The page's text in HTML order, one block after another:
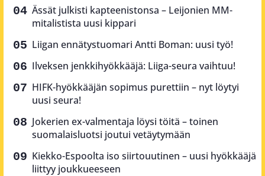
Ässät julkisti kapteenistonsa – Leijonien MM-
mitalistista uusi kippari
Liigan ennätystuomari Antti Boman: uusi työ!
Ilveksen jenkkihyökkääjä: Liiga-seura vaihtuu!
HIFK-hyökkääjän sopimus purettiin – nyt löytyi
uusi seura!
Jokerien ex-valmentaja löysi töitä – toinen
suomalaisluotsi joutui vetäytymään
Kiekko-Espoolta iso siirtouutinen – uusi hyökkääjä
liittyy joukkueeseen